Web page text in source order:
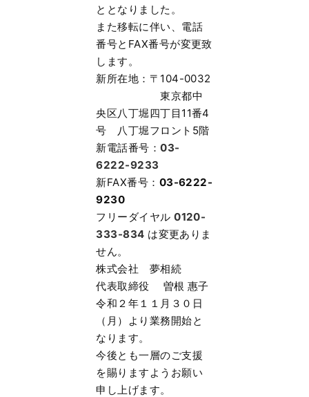
ととなりました。
また移転に伴い、電話
番号とFAX番号が変更致
します。
新所在地：〒104-0032
東京都中
央区八丁堀四丁目11番4
号 八丁堀フロント5階
新電話番号：03-
6222-9233
新FAX番号： 03-6222-
9230
フリーダイヤル0120-
333-834 は変更ありま
せん。
株式会社 夢相続
代表取締役 曽根 惠子
令和２年１１月３０日
（月）より業務開始と
なります。
今後とも一層のご支援
を賜りますようお願い
申し上げます。